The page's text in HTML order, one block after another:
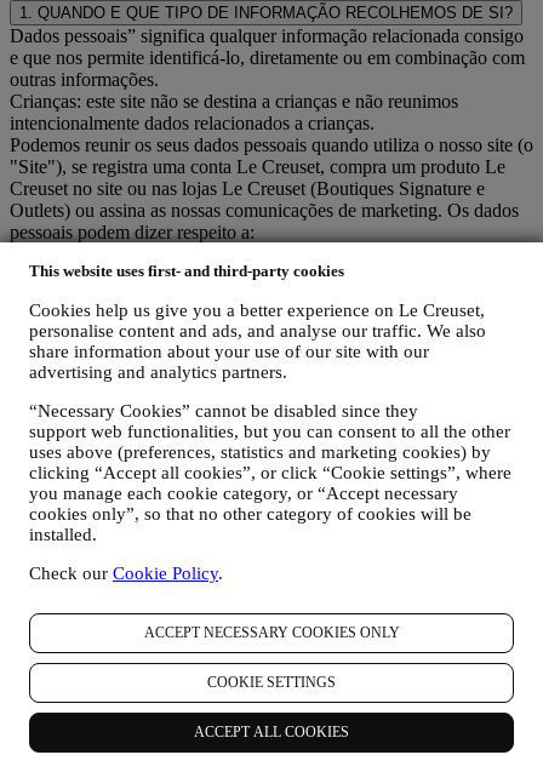
This website uses first- and third-party cookies
Cookies help us give you a better experience on Le Creuset,
personalise content and ads, and analyse our traffic. We also
share information about your use of our site with our
advertising and analytics partners.
“Necessary Cookies” cannot be disabled since they
support web functionalities, but you can consent to all the other
uses above (preferences, statistics and marketing cookies) by
clicking “Accept all cookies”, or click “Cookie settings”, where
you manage each cookie category, or “Accept necessary
cookies only”, so that no other category of cookies will be
installed.
Check our Cookie Policy.
ACCEPT NECESSARY COOKIES ONLY
COOKIE SETTINGS
ACCEPT ALL COOKIES
1. QUANDO E QUE TIPO DE INFORMAÇÃO RECOLHEMOS DE SI?
Dados pessoais” significa qualquer informação relacionada consigo
e que nos permite identificá-lo, diretamente ou em combinação com
outras informações.
Crianças: este site não se destina a crianças e não reunimos
intencionalmente dados relacionados a crianças.
Podemos reunir os seus dados pessoais quando utiliza o nosso site (o
"Site"), se registra uma conta Le Creuset, compra um produto Le
Creuset no site ou nas lojas Le Creuset (Boutiques Signature e
Outlets) ou assina as nossas comunicações de marketing. Os dados
pessoais podem dizer respeito a:
nome, sobrenome, endereço de e-mail, data de nascimento e
endereço de e-mail), para registrar uma conta Le Creuset ou
comprar como usuário convidado, ou para assinar nossa
newsletter no site ou na loja.
os seus dados de compra, por exemplo, data e hora da
compra, dados de entrega, dados e detalhes de produtos e
pagamentos, para gerenciar seus pedidos.
dados sobre o seu histórico de navegação on-line (por
exemplo, identificadores on-line - como seu endereço IP,
versão do navegador, sistema operacional, duração da visita,
usuário que retorna, origem geográfica), reunidos durante as
suas visitas ao site (se você é um usuário registrado ou não),
“cookies” e tecnologias semelhantes (incluindo pixels de
anúncios ou para nossa análise estatística - na maioria dos
casos, nós não conseguiremos identificá-lo com essas
informações técnicas. Para obter informações sobre coleta de
dados através de cookies, consulte nossa Política de Cookies
aqui.
seus comentários, solicitações, reclamações, perguntas ou
interações connosco (por exemplo, suas mensagens, chats,